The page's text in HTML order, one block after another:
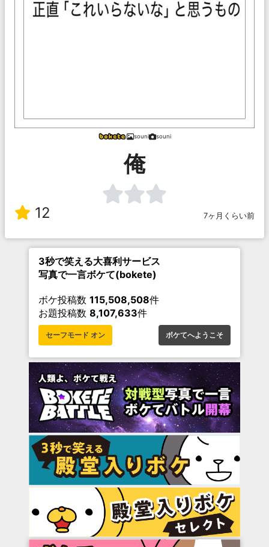
souni souni
俺
12 7ヶ月くらい前
3秒で笑える大喜利サービス
写真で一言ボケて(bokete)
ボケ投稿数 115,508,508件
お題投稿数 8,107,633件
セーフモード オン ボケてへようこそ